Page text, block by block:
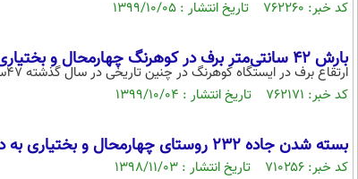
کد خبر: ۷۶۲۲۶۰ تاریخ انتشار : ۱۳۹۹/۱۰/۰۵
بارش ۴۲ سانتی‌متر برف در کوهرنگ چهارمحال و بختیاری
ارتقاع برف در ایستگاه کوهرنگ در چنین تاریخی در سال گذشته ۴۷سانتی‌متر و در دوره مشابه میانگین بلندمدت ۸۹ سانتی‌متر بوده است.
کد خبر: ۷۶۲۱۷۱ تاریخ انتشار : ۱۳۹۹/۱۰/۰۴
بسته شدن جاده ۲۳۲ روستای چهارمحال و بختیاری به دلیل برف
کد خبر: ۷۱۰۲۵۶ تاریخ انتشار : ۱۳۹۸/۱۱/۰۳